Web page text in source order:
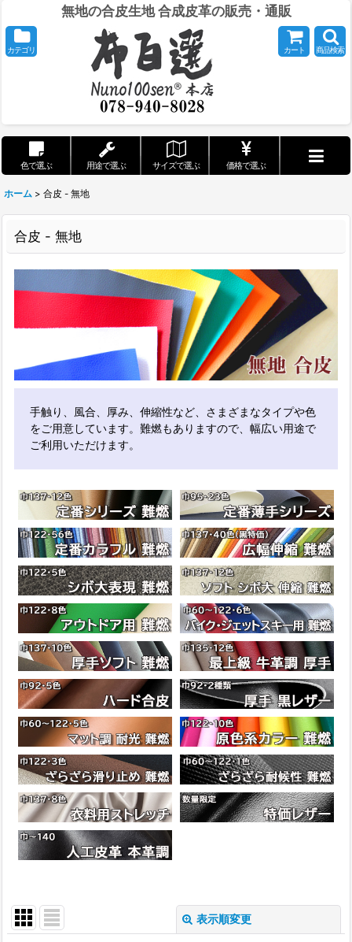
無地の合皮生地 合成皮革の販売・通販
カテゴリ カート 商品検索
色で選ぶ 用途で選ぶ サイズで選ぶ 価格で選ぶ
ホーム > 合皮 - 無地
合皮 - 無地
手触り、風合、厚み、伸縮性など、さまざまなタイプや色
をご用意しています。難燃もありますので、幅広い用途で
ご利用いただけます。
表示順変更